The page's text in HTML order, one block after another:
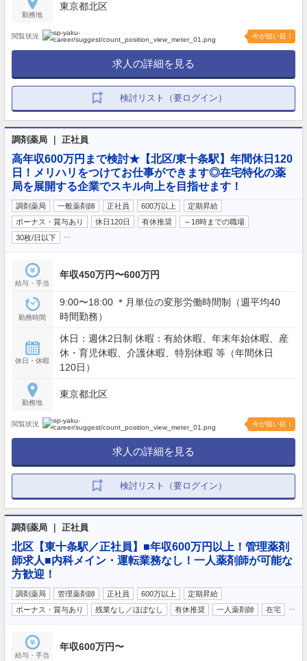
勤務地
東京都北区
閲覧状況 今が狙い目！
求人の詳細を見る
検討リスト（要ログイン）
調剤薬局 ｜ 正社員
高年収600万円まで検討★【北区/東十条駅】年間休日120
日！メリハリをつけてお仕事ができます◎在宅特化の薬
局を展開する企業でスキル向上を目指せます！
調剤薬局 一般薬剤師 正社員 600万以上
定期昇給
ボーナス・賞与あり
休日120日 有休推奨
～18時までの職場
30枚/日以下
給与・手当
年収450万円〜600万円
勤務時間
9:00〜18:00 ＊月単位の変形労働時間制（週平均40
時間勤務）
休日・休暇
休日：週休2日制 休暇：有給休暇、年末年始休暇、産
休・育児休暇、介護休暇、特別休暇 等（年間休日
120日）
勤務地
東京都北区
閲覧状況 今が狙い目！
求人の詳細を見る
検討リスト（要ログイン）
調剤薬局 ｜ 正社員
北区【東十条駅／正社員】■年収600万円以上！管理薬剤
師求人■内科メイン・運転業務なし！一人薬剤師が可能な
方歓迎！
調剤薬局 管理薬剤師 正社員 600万以上
定期昇給
ボーナス・賞与あり
残業なし／ほぼなし 有休推奨 一人薬剤師 在宅
給与・手当
年収600万円〜